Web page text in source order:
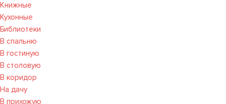
Книжные
Кухонные
Библиотеки
В спальню
В гостиную
В столовую
В коридор
На дачу
В прихожую